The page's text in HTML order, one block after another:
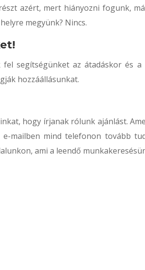
azért, mert hiányozni fogunk,
megyünk? Nincs.
segítségünket az átadáskor és a
hozzáállásunkat.
hogy írjanak rólunk ajánlást.
mailben mind telefonon tovább
ami a leendő